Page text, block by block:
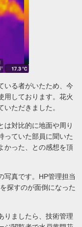
いる者がいたため、今
用しております。花火
ただきました。
対比的に地面や周り
っていた部員に聞いた
かった、との感想を頂
真です。HP管理担当
探すのが面倒になった
りましたら、技術管理